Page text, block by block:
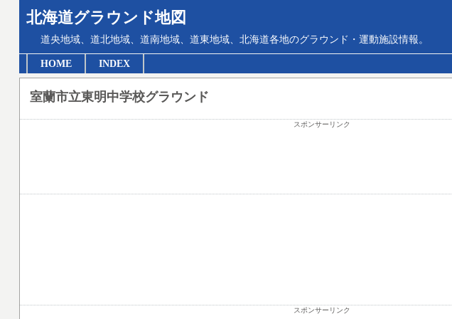
北海道グラウンド地図
道央地域、道北地域、道南地域、道東地域、北海道各地のグラウンド・運動施設情報。
HOME INDEX
室蘭市立東明中学校グラウンド
スポンサーリンク
スポンサーリンク